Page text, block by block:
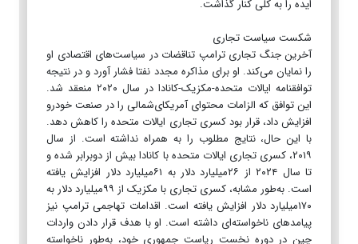
ایده را به کلی کنار گذاشت.
شکست سیاست تجاری
آخرین جنگ تجاری ترامپ تناقضات در سیاست‌های اقتصادی او
را نمایان می‌کند. او برای مذاکره مجدد نفتا فشار آورد و در نتیجه
توافقنامه ایالات متحده-مکزیک-کانادا در سال ۲۰۲۰ منعقد شد.
این توافق که الزامات محتوای آمریکای‌شمالی را در صنعت خودرو
افزایش داد، قرار بود کسری تجاری ایالات متحده را کاهش دهد.
با این حال، نتایج مطلوب را به همراه نداشته است. از سال
۲۰۱۹، کسری تجاری ایالات متحده با کانادا بیش از دوبرابر شده و
تا سال ۲۰۲۴ از ۲۶میلیارد دلار به ۶۱میلیارد دلار افزایش یافته
است. به‌طور مشابه، کسری تجاری با مکزیک از ۹۹میلیارد دلار به
۱۷۰میلیارد دلار افزایش یافته است. اقدامات تهاجمی ترامپ نیز
پیامدهای ناخواسته‌ای داشته است. او با هدف قرار دادن واردات
چین در دوره نخست ریاست جمهوری خود، به‌طور ناخواسته